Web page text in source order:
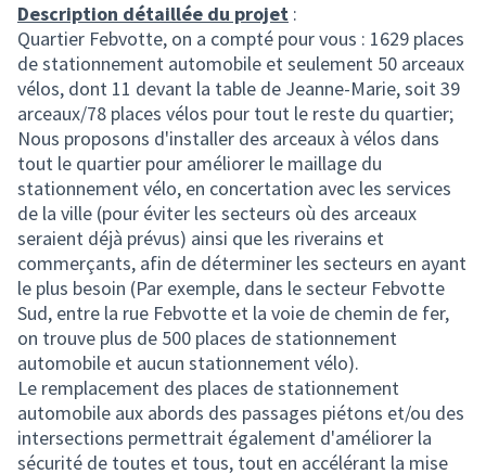
Description détaillée du projet :
Quartier Febvotte, on a compté pour vous : 1629 places
de stationnement automobile et seulement 50 arceaux
vélos, dont 11 devant la table de Jeanne-Marie, soit 39
arceaux/78 places vélos pour tout le reste du quartier;
Nous proposons d'installer des arceaux à vélos dans
tout le quartier pour améliorer le maillage du
stationnement vélo, en concertation avec les services
de la ville (pour éviter les secteurs où des arceaux
seraient déjà prévus) ainsi que les riverains et
commerçants, afin de déterminer les secteurs en ayant
le plus besoin (Par exemple, dans le secteur Febvotte
Sud, entre la rue Febvotte et la voie de chemin de fer,
on trouve plus de 500 places de stationnement
automobile et aucun stationnement vélo).
Le remplacement des places de stationnement
automobile aux abords des passages piétons et/ou des
intersections permettrait également d'améliorer la
sécurité de toutes et tous, tout en accélérant la mise